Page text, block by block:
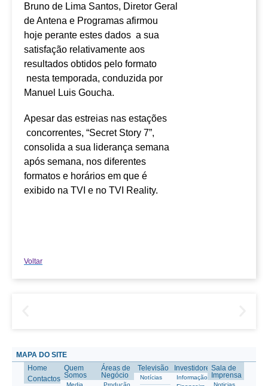
Bruno de Lima Santos, Diretor Geral
de Antena e Programas afirmou
hoje perante estes dados a sua
satisfação relativamente aos
resultados obtidos pelo formato
nesta temporada, conduzida por
Manuel Luis Goucha.
Apesar das estreias nas estações
concorrentes, “Secret Story 7”,
consolida a sua liderança semana
após semana, nos diferentes
formatos e horários em que é
exibido na TVI e no TVI Reality.
Voltar
MAPA DO SITE
Home
Contactos
Quem
Somos
Media
Áreas de
Negócio
Produção
Televisão
Notícias
Investidores
Informação
Sala de
Imprensa
Noticias